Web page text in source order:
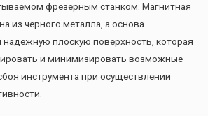
фрезерным станком. Магнитная
из черного металла, а основа
надежную плоскую поверхность, которая
и минимизировать возможные
инструмента при осуществлении